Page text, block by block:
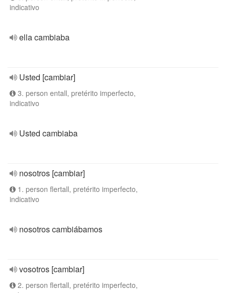
indicativo
ella cambiaba
Usted [cambiar]
3. person entall, pretérito imperfecto,
indicativo
Usted cambiaba
nosotros [cambiar]
1. person flertall, pretérito imperfecto,
indicativo
nosotros cambiábamos
vosotros [cambiar]
2. person flertall, pretérito imperfecto,